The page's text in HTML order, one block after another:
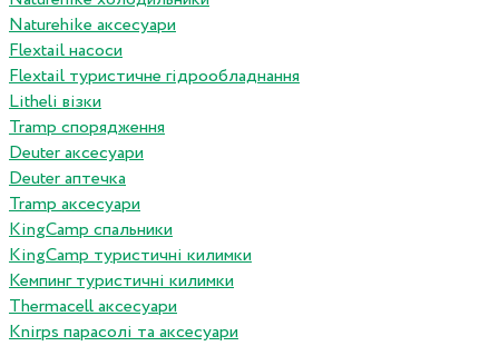
Naturehike аксесуари
Flextail насоси
Flextail туристичне гідрообладнання
Litheli візки
Tramp спорядження
Deuter аксесуари
Deuter аптечка
Tramp аксесуари
KingCamp спальники
KingCamp туристичні килимки
Кемпинг туристичні килимки
Thermacell аксесуари
Knirps парасолі та аксесуари